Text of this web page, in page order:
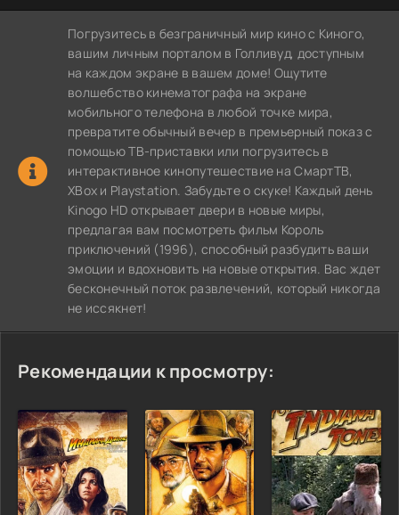
Погрузитесь в безграничный мир кино с Киного,
вашим личным порталом в Голливуд, доступным
на каждом экране в вашем доме! Ощутите
волшебство кинематографа на экране
мобильного телефона в любой точке мира,
превратите обычный вечер в премьерный показ с
помощью ТВ-приставки или погрузитесь в
интерактивное кинопутешествие на СмартТВ,
XBox и Playstation. Забудьте о скуке! Каждый день
Kinogo HD открывает двери в новые миры,
предлагая вам посмотреть фильм Король
приключений (1996), способный разбудить ваши
эмоции и вдохновить на новые открытия. Вас ждет
бесконечный поток развлечений, который никогда
не иссякнет!
Рекомендации к просмотру: